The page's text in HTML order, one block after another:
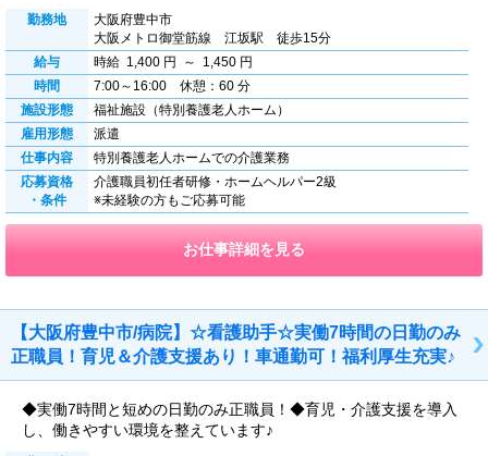
勤務地
大阪府豊中市
大阪メトロ御堂筋線 江坂駅 徒歩15分
給与
時給 1,400 円 ～ 1,450 円
時間
7:00～16:00 休憩：60 分
施設形態
福祉施設（特別養護老人ホーム）
雇用形態
派遣
仕事内容
特別養護老人ホームでの介護業務
応募資格
・条件
介護職員初任者研修・ホームヘルパー2級
※未経験の方もご応募可能
お仕事詳細を見る
【大阪府豊中市/病院】☆看護助手☆実働7時間の日勤のみ
正職員！育児＆介護支援あり！車通勤可！福利厚生充実♪
◆実働7時間と短めの日勤のみ正職員！◆育児・介護支援を導入
し、働きやすい環境を整えています♪